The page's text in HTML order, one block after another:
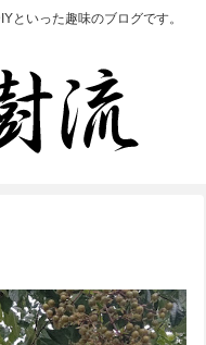
といった趣味のブログです。